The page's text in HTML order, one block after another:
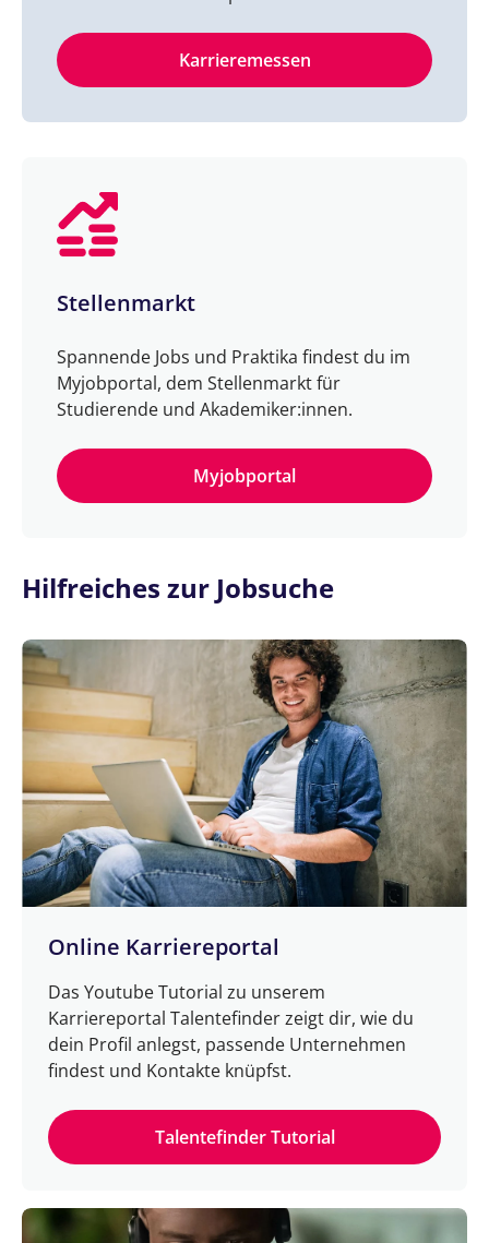
Karrieremessen
Stellenmarkt
Spannende Jobs und Praktika findest du im
Myjobportal, dem Stellenmarkt für
Studierende und Akademiker:innen.
Myjobportal
Hilfreiches zur Jobsuche
Online Karriereportal
Das Youtube Tutorial zu unserem
Karriereportal Talentefinder zeigt dir, wie du
dein Profil anlegst, passende Unternehmen
findest und Kontakte knüpfst.
Talentefinder Tutorial